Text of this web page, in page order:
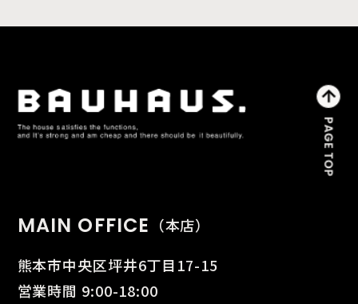
MAIN OFFICE （本店）
熊本市中央区坪井6丁目17-15
営業時間 9:00-18:00